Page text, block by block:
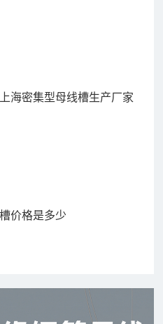
海密集型母线槽生产厂家
价格是多少